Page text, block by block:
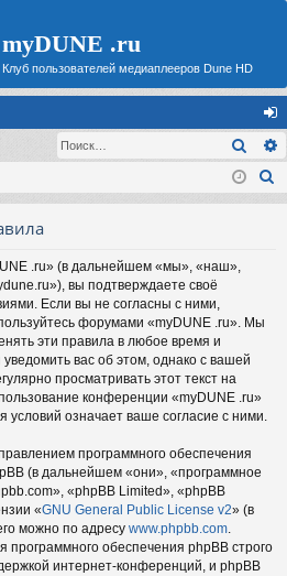
myDUNE .ru
Клуб пользователей медиаплееров Dune HD
хо
д
.ru» (в дальнейшем «мы», «наш»,
вы подтверждаете своё
Если вы не согласны с ними,
форумами «myDUNE .ru». Мы
эти правила в любое время и
вас об этом, однако с вашей
просматривать этот текст на
конференции «myDUNE .ru»
условий означает ваше согласие с ними.
программного обеспечения
(в дальнейшем «они», «программное
«phpBB Limited», «phpBB
«GNU General Public License v2» (в
можно по адресу www.phpbb.com.
программного обеспечения phpBB строго
интернет-конференций, и phpBB